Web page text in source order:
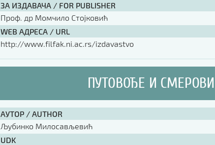
ЗА ИЗДАВАЧА / FOR PUBLISHER
Проф. др Момчило Стојковић
WEB АДРЕСА / URL
http://www.filfak.ni.ac.rs/izdavastvo
ПУТОВОЂЕ И СМЕРОВИ
АУТОР / AUTHOR
Љубинко Милосављевић
UDK